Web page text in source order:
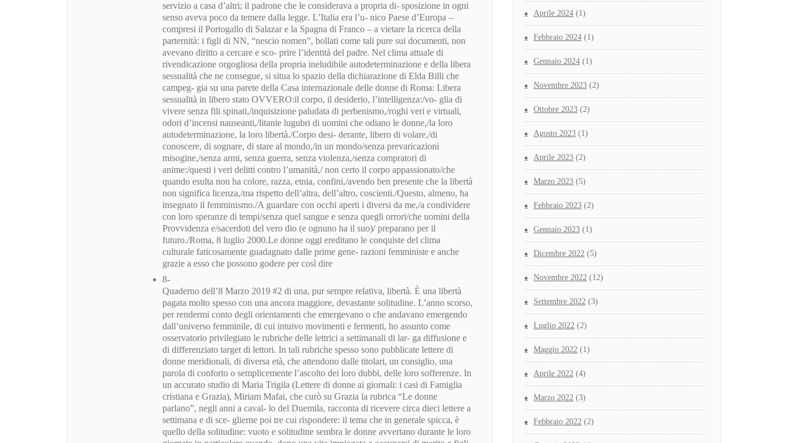
servizio a casa d’altri; il padrone che le considerava a propria di- sposizione in ogni
senso aveva poco da temere dalla legge. L’Italia era l’u- nico Paese d’Europa –
compresi il Portogallo di Salazar e la Spagna di Franco – a vietare la ricerca della
parternità: i figli di NN, “nescio nomen”, bollati come tali pure sui documenti, non
avevano diritto a cercare e sco- prire l’identità del padre. Nel clima attuale di
rivendicazione orgogliosa della propria ineludibile autodeterminazione e della libera
sessualità che ne consegue, si situa lo spazio della dichiarazione di Elda Billi che
campeg- gia su una parete della Casa internazionale delle donne di Roma: Libera
sessualità in libero stato OVVERO:il corpo, il desiderio, l’intelligenza:/vo- glia di
vivere senza fili spinati,/inquisizione paludata di perbenismo,/roghi veri e virtuali,
odori d’incensi nauseanti,/litanie lugubri di uomini che odiano le donne,/la loro
autodeterminazione, la loro libertà./Corpo desi- derante, libero di volare,/di
conoscere, di sognare, di stare al mondo,/in un mondo/senza prevaricazioni
misogine,/senza armi, senza guerra, senza violenza,/senza compratori di
anime:/questi i veri delitti contro l’umanità,/ non certo il corpo appassionato/che
quando esulta non ha colore, razza, etnia, confini,/avendo ben presente che la libertà
non significa licenza,/ma rispetto dell’altra, dell’altro, coscienti./Questo, almeno, ha
insegnato il femminismo./A guardare con occhi aperti i diversi da me,/a condividere
con loro speranze di tempi/senza quel sangue e senza quegli orrori/che uomini della
Provvidenza e/sacerdoti del vero dio (e ognuno ha il suo)/ preparano per il
futuro./Roma, 8 luglio 2000.Le donne oggi ereditano le conquiste del clima
culturale faticosamente guadagnato dalle prime gene- razioni femministe e anche
grazie a esso che possono godere per così dire
8-
Quaderno dell’8 Marzo 2019 #2 di una, pur sempre relativa, libertà. È una libertà
pagata molto spesso con una ancora maggiore, devastante solitudine. L’anno scorso,
per rendermi conto degli orientamenti che emergevano o che andavano emergendo
dall’universo femminile, di cui intuivo movimenti e fermenti, ho assunto come
osservatorio privilegiato le rubriche delle lettrici a settimanali di lar- ga diffusione e
di differenziato target di lettori. In tali rubriche spesso sono pubblicate lettere di
donne meridionali, di diversa età, che attendono dalle titolari, un consiglio, una
parola di conforto o semplicemente l’ascolto dei loro dubbi, delle loro sofferenze. In
un accurato studio di Maria Trigila (Lettere di donne ai giornali: i casi di Famiglia
cristiana e Grazia), Miriam Mafai, che curò su Grazia la rubrica “Le donne
parlano”, negli anni a caval- lo del Duemila, racconta di ricevere circa dieci lettere a
settimana e di sce- glierne poi tre cui rispondere: il tema che in generale spicca, è
quello della solitudine: vuoto e solitudine sembra le donne avvertano durante le loro
Aprile 2024 (1)
Febbraio 2024 (1)
Gennaio 2024 (1)
Novembre 2023 (2)
Ottobre 2023 (2)
Agosto 2023 (1)
Aprile 2023 (2)
Marzo 2023 (5)
Febbraio 2023 (2)
Gennaio 2023 (1)
Dicembre 2022 (5)
Novembre 2022 (12)
Settembre 2022 (3)
Luglio 2022 (2)
Maggio 2022 (1)
Aprile 2022 (4)
Marzo 2022 (3)
Febbraio 2022 (2)